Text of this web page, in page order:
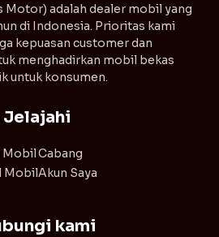
Motor) adalah dealer mobil yang
di Indonesia. Prioritas kami
kepuasan customer dan
menghadirkan mobil bekas
untuk konsumen.
Jelajahi
Mobil
Mobil
Cabang
Akun Saya
kami